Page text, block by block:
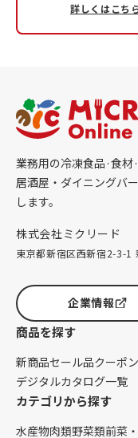
詳しくはこち
業務用の冷凍食品·食材
居酒屋・ダイニングバ
します。
株式会社ミクリード
東京都新宿区西新宿2-3-1
企業情報
商品を探す
新商品セール品クーポン
デジタルカタログ一覧
カテゴリから探す
水産物肉類野菜類前菜